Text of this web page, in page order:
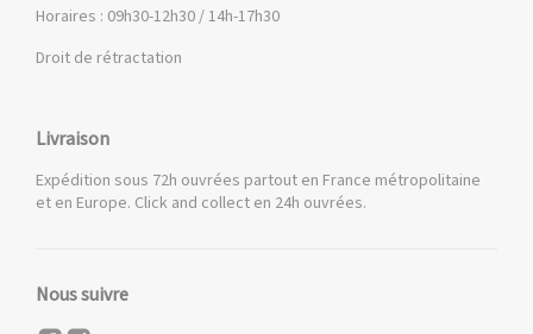
Horaires : 09h30-12h30 / 14h-17h30
Droit de rétractation
Livraison
Expédition sous 72h ouvrées partout en France métropolitaine
et en Europe. Click and collect en 24h ouvrées.
Nous suivre